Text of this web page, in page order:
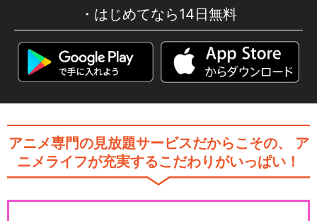
はじめてなら14日無料
アニメ専門の見放題サービスだからこその、
ア
ニメライフが充実するこだわりがいっぱい！